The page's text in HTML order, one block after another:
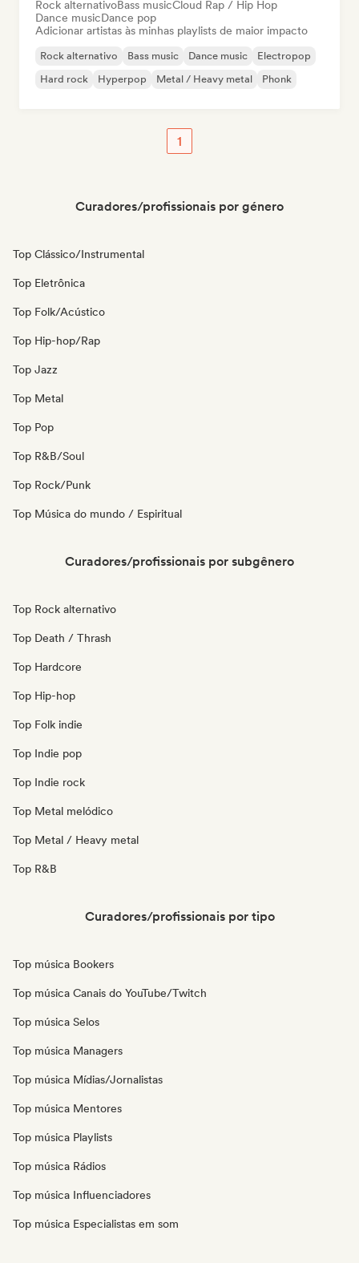
Rock alternativoBass musicCloud Rap / Hip Hop
Dance musicDance pop
Adicionar artistas às minhas playlists de maior impacto
Rock alternativo Bass music Dance music
Electropop
Hard rock
Hyperpop Metal / Heavy metal Phonk
1
Curadores/profissionais por género
Top Clássico/Instrumental
Top Eletrônica
Top Folk/Acústico
Top Hip-hop/Rap
Top Jazz
Top Metal
Top Pop
Top R&B/Soul
Top Rock/Punk
Top Música do mundo / Espiritual
Curadores/profissionais por subgênero
Top Rock alternativo
Top Death / Thrash
Top Hardcore
Top Hip-hop
Top Folk indie
Top Indie pop
Top Indie rock
Top Metal melódico
Top Metal / Heavy metal
Top R&B
Curadores/profissionais por tipo
Top música Bookers
Top música Canais do YouTube/Twitch
Top música Selos
Top música Managers
Top música Mídias/Jornalistas
Top música Mentores
Top música Playlists
Top música Rádios
Top música Influenciadores
Top música Especialistas em som